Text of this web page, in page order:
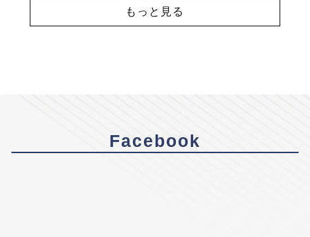
もっと見る
Facebook